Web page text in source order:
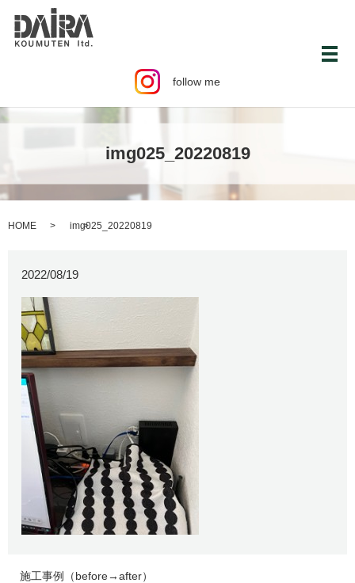
follow me
メ
img025_20220819
HOME img025_20220819
2022/08/19
施工事例（before→after）